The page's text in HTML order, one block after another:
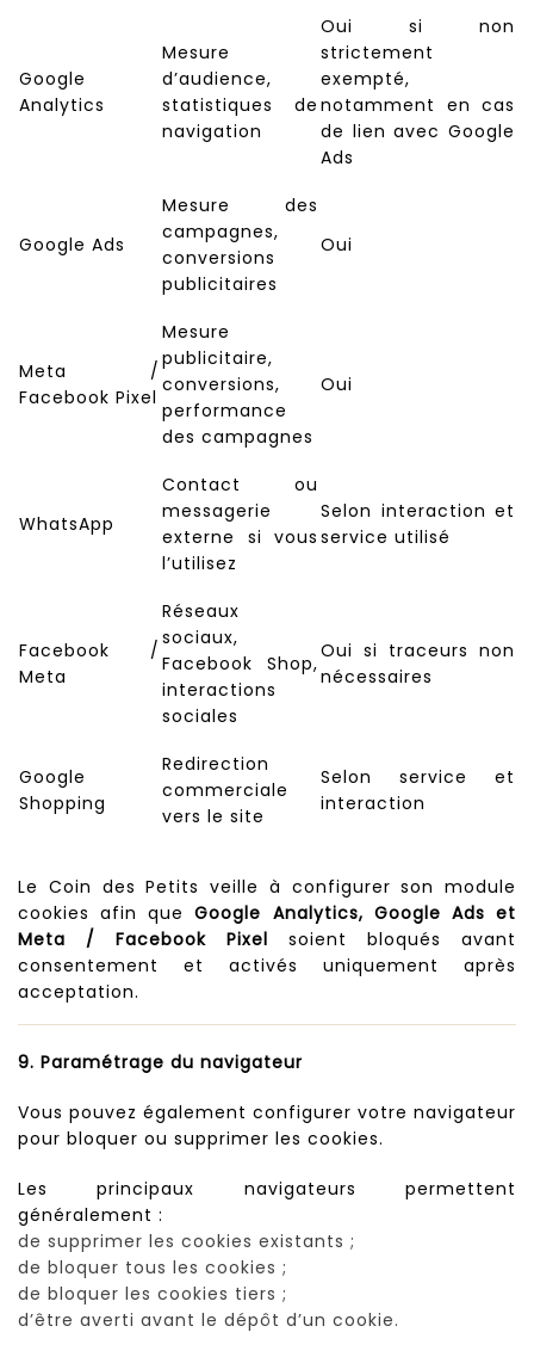
Google
Analytics
Mesure
d’audience,
statistiques de
navigation
Oui si non
strictement
exempté,
notamment en cas
de lien avec Google
Ads
Google Ads
Mesure des
campagnes,
conversions
publicitaires
Oui
Meta /
Facebook Pixel
Mesure
publicitaire,
conversions,
performance
des campagnes
Oui
WhatsApp
Contact ou
messagerie
externe si vous
l’utilisez
Selon interaction et
service utilisé
Facebook /
Meta
Réseaux
sociaux,
Facebook Shop,
interactions
sociales
Oui si traceurs non
nécessaires
Google
Shopping
Redirection
commerciale
vers le site
Selon service et
interaction
Le Coin des Petits veille à configurer son module
cookies afin queGoogle Analytics, Google Ads et
Meta / Facebook Pixel soient bloqués avant
consentement et activés uniquement après
acceptation.
9. Paramétrage du navigateur
Vous pouvez également configurer votre navigateur
pour bloquer ou supprimer les cookies.
Les principaux navigateurs permettent
généralement :
de supprimer les cookies existants ;
de bloquer tous les cookies ;
de bloquer les cookies tiers ;
d’être averti avant le dépôt d’un cookie.